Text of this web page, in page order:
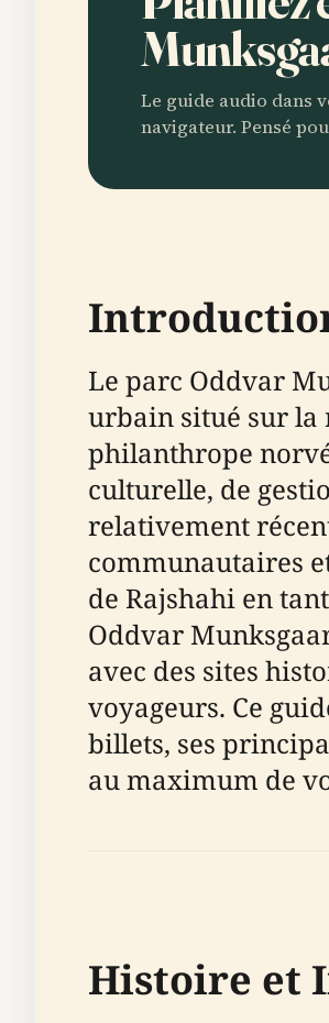
Le guide audio dans
navigateur. Pensé
Le parc Oddvar
urbain situé sur la
philanthrope
culturelle, de
relativement
communautaires
de Rajshahi en
Oddvar
avec des sites
voyageurs. Ce
billets, ses
au maximum de
Histoire et